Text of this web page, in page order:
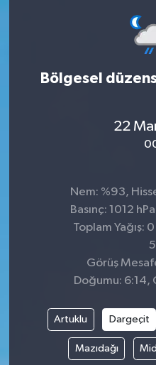
Bölgesel
22
Nem: %93,
Basınç: 1012
Toplam Yağış:
Görüş
Doğumu: 6:14,
Artuklu Dargeçit
Mazıdağı